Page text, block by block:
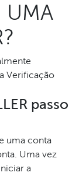
UMA
Verificação
passo
uma conta
Uma vez
a